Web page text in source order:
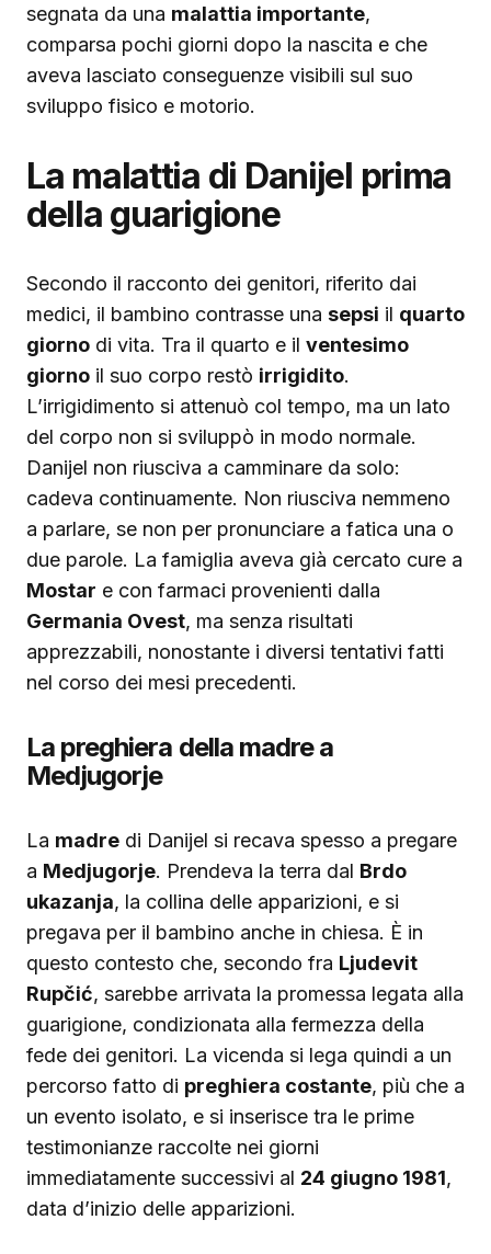
segnata da una malattia importante,
comparsa pochi giorni dopo la nascita e che
aveva lasciato conseguenze visibili sul suo
sviluppo fisico e motorio.
La malattia di Danijel prima
della guarigione
Secondo il racconto dei genitori, riferito dai
medici, il bambino contrasse una sepsi il quarto
giorno di vita. Tra il quarto e il ventesimo
giorno il suo corpo restò irrigidito.
L’irrigidimento si attenuò col tempo, ma un lato
del corpo non si sviluppò in modo normale.
Danijel non riusciva a camminare da solo:
cadeva continuamente. Non riusciva nemmeno
a parlare, se non per pronunciare a fatica una o
due parole. La famiglia aveva già cercato cure a
Mostar e con farmaci provenienti dalla
Germania Ovest, ma senza risultati
apprezzabili, nonostante i diversi tentativi fatti
nel corso dei mesi precedenti.
La preghiera della madre a
Medjugorje
La madre di Danijel si recava spesso a pregare
a Medjugorje. Prendeva la terra dal Brdo
ukazanja, la collina delle apparizioni, e si
pregava per il bambino anche in chiesa. È in
questo contesto che, secondo fra Ljudevit
Rupčić, sarebbe arrivata la promessa legata alla
guarigione, condizionata alla fermezza della
fede dei genitori. La vicenda si lega quindi a un
percorso fatto di preghiera costante, più che a
un evento isolato, e si inserisce tra le prime
testimonianze raccolte nei giorni
immediatamente successivi al 24 giugno 1981,
data d’inizio delle apparizioni.